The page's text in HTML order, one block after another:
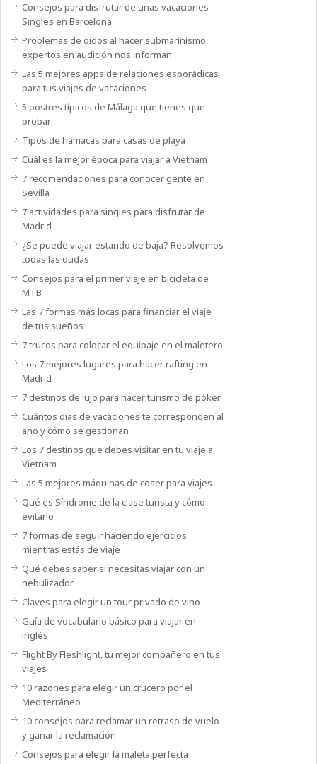
Consejos para disfrutar de unas vacaciones
Singles en Barcelona
Problemas de oídos al hacer submarinismo,
expertos en audición nos informan
Las 5 mejores apps de relaciones esporádicas
para tus viajes de vacaciones
5 postres típicos de Málaga que tienes que
probar
Tipos de hamacas para casas de playa
Cuál es la mejor época para viajar a Vietnam
7 recomendaciones para conocer gente en
Sevilla
7 actividades para singles para disfrutar de
Madrid
¿Se puede viajar estando de baja? Resolvemos
todas las dudas
Consejos para el primer viaje en bicicleta de
MTB
Las 7 formas más locas para financiar el viaje
de tus sueños
7 trucos para colocar el equipaje en el maletero
Los 7 mejores lugares para hacer rafting en
Madrid
7 destinos de lujo para hacer turismo de póker
Cuántos días de vacaciones te corresponden al
año y cómo se gestionan
Los 7 destinos que debes visitar en tu viaje a
Vietnam
Las 5 mejores máquinas de coser para viajes
Qué es Síndrome de la clase turista y cómo
evitarlo
7 formas de seguir haciendo ejercicios
mientras estás de viaje
Qué debes saber si necesitas viajar con un
nebulizador
Claves para elegir un tour privado de vino
Guía de vocabulario básico para viajar en
inglés
Flight By Fleshlight, tu mejor compañero en tus
viajes
10 razones para elegir un crucero por el
Mediterráneo
10 consejos para reclamar un retraso de vuelo
y ganar la reclamación
Consejos para elegir la maleta perfecta